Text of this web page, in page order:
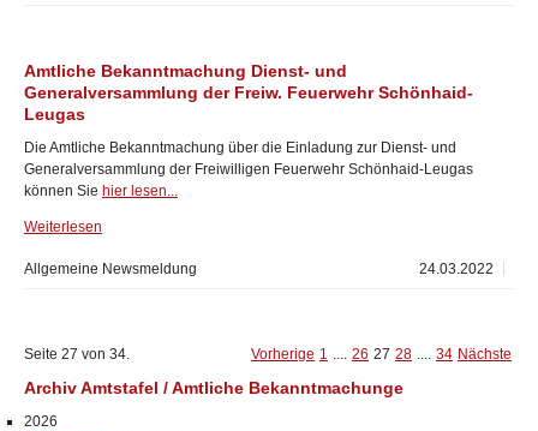
Amtliche Bekanntmachung Dienst- und
Generalversammlung der Freiw. Feuerwehr Schönhaid-
Leugas
Die Amtliche Bekanntmachung über die Einladung zur Dienst- und
Generalversammlung der Freiwilligen Feuerwehr Schönhaid-Leugas
können Sie hier lesen...
Weiterlesen
24.03.2022
Allgemeine Newsmeldung
Seite 27 von 34. Vorherige 1 .... 26 27 28 .... 34 Nächste
Archiv Amtstafel / Amtliche Bekanntmachunge
2026